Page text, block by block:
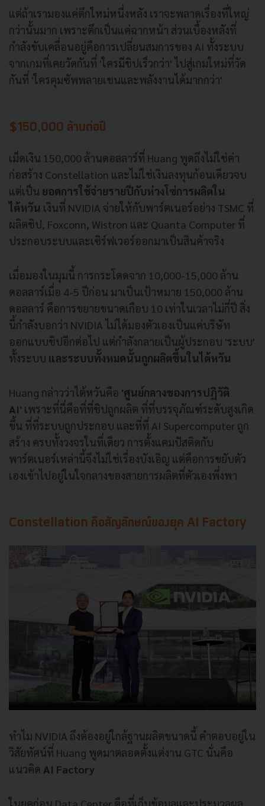
แต่ถ้าเรามองแค่ตึกใหม่หนึ่งหลัง เราจะพลาดเรื่องที่ใหญ่
กว่านั้นมาก เพราะตึกเป็นแค่ฉากหน้า ส่วนเบื้องหลังที่
กำลังขับเคลื่อนอยู่คือการเปลี่ยนสมการของ AI ทั้งระบบ
จากเกมที่เคยวัดกันที่ 'ใครมีชิปเร็วกว่า' ไปสู่เกมใหม่ที่วัด
กันที่ 'ใครคุมซัพพลายเชนและพลังงานได้มากกว่า'
$150,000 ล้านต่อปี
เม็ดเงิน 150,000 ล้านดอลลาร์ที่ Huang พูดถึงไม่ใช่ค่า
ก่อสร้าง Constellation และไม่ใช่เงินลงทุนก้อนเดียวจบ
แต่เป็น ยอดการใช้จ่ายรายปีกับห่วงโซ่การผลิตใน
ไต้หวัน เงินที่ NVIDIA จ่ายให้กับพาร์ตเนอร์อย่าง TSMC ที่
ผลิตชิป, Foxconn, Wistron และ Quanta Computer ที่
ประกอบระบบและเซิร์ฟเวอร์ออกมาเป็นสินค้าจริง
เมื่อมองในมุมนี้ การกระโดดจาก 10,000-15,000 ล้าน
ดอลลาร์เมื่อ 4-5 ปีก่อน มาเป็นเป้าหมาย 150,000 ล้าน
ดอลลาร์ คือการขยายขนาดเกือบ 10 เท่าในเวลาไม่กี่ปี สิ่ง
นี้กำลังบอกว่า NVIDIA ไม่ได้มองตัวเองเป็นแค่บริษัท
ออกแบบชิปอีกต่อไป แต่กำลังกลายเป็นผู้ประกอบ 'ระบบ'
ทั้งระบบ และระบบทั้งหมดนั้นถูกผลิตขึ้นในไต้หวัน
Huang กล่าวว่าไต้หวันคือ 'ศูนย์กลางของการปฏิวัติ
AI' เพราะที่นี่คือที่ที่ชิปถูกผลิต ที่ที่บรรจุภัณฑ์ระดับสูงเกิด
ขึ้น ที่ที่ระบบถูกประกอบ และที่ที่ AI Supercomputer ถูก
สร้าง ครบทั้งวงจรในที่เดียว การตั้งแคมปัสติดกับ
พาร์ตเนอร์เหล่านี้จึงไม่ใช่เรื่องบังเอิญ แต่คือการขยับตัว
เองเข้าไปอยู่ในใจกลางของสายการผลิตที่ตัวเองพึ่งพา
Constellation คือสัญลักษณ์ของยุค AI Factory
ทำไม NVIDIA ถึงต้องอยู่ใกล้ฐานผลิตขนาดนี้ คำตอบอยู่ใน
วิสัยทัศน์ที่ Huang พูดมาตลอดตั้งแต่งาน GTC นั่นคือ
แนวคิด AI Factory